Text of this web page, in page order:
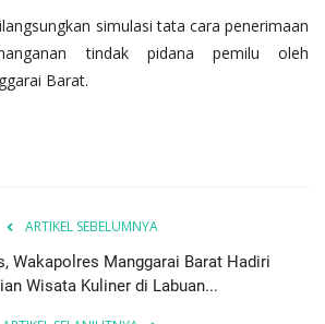
simulasi tata cara penerimaan
tindak pidana pemilu oleh
Barat.
ARTIKEL SEBELUMNYA
Wakapolres Manggarai Barat Hadiri
Wisata Kuliner di Labuan...